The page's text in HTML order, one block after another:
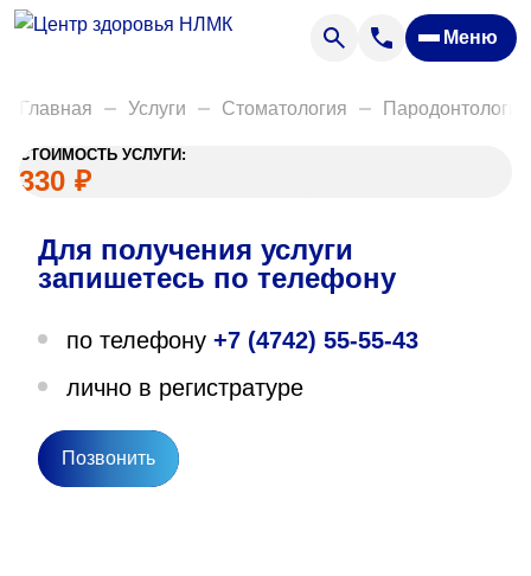
Меню
Анализы
Акции
Пациентам
Вакансии
О нас
Направления деятельности
Главная Услуги Стоматология Пародонтология
СТОИМОСТЬ УСЛУГИ:
330 ₽
Для получения услуги
запишетесь по телефону
по телефону +7 (4742) 55-55-43
лично в регистратуре
Позвонить